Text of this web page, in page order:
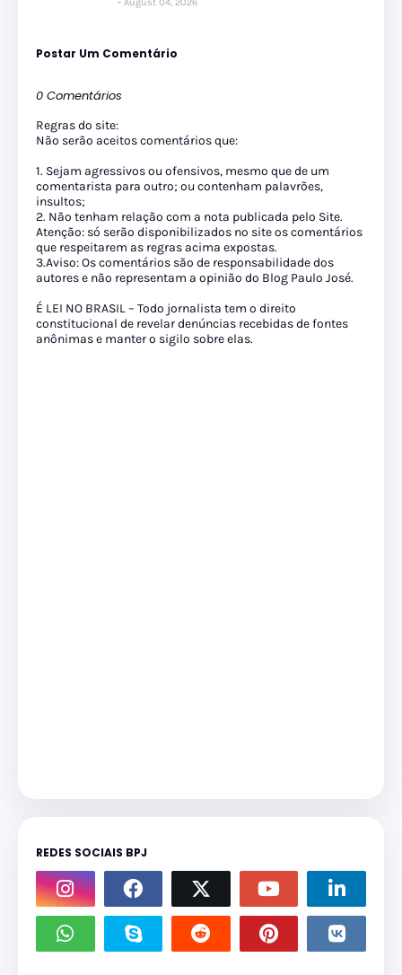
Postar Um Comentário
0 Comentários
Regras do site:
Não serão aceitos comentários que:
1. Sejam agressivos ou ofensivos, mesmo que de um
comentarista para outro; ou contenham palavrões,
insultos;
2. Não tenham relação com a nota publicada pelo Site.
Atenção: só serão disponibilizados no site os comentários
que respeitarem as regras acima expostas.
3.Aviso: Os comentários são de responsabilidade dos
autores e não representam a opinião do Blog Paulo José.
É LEI NO BRASIL – Todo jornalista tem o direito
constitucional de revelar denúncias recebidas de fontes
anônimas e manter o sigilo sobre elas.
REDES SOCIAIS BPJ